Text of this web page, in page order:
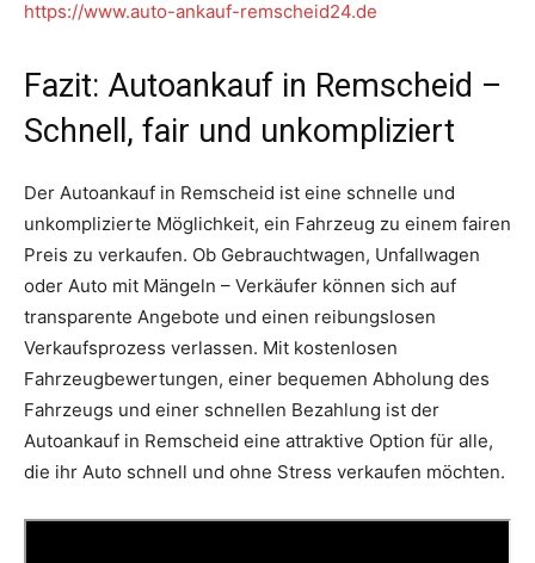
https://www.auto-ankauf-remscheid24.de
Fazit: Autoankauf in Remscheid –
Schnell, fair und unkompliziert
Der Autoankauf in Remscheid ist eine schnelle und
unkomplizierte Möglichkeit, ein Fahrzeug zu einem fairen
Preis zu verkaufen. Ob Gebrauchtwagen, Unfallwagen
oder Auto mit Mängeln – Verkäufer können sich auf
transparente Angebote und einen reibungslosen
Verkaufsprozess verlassen. Mit kostenlosen
Fahrzeugbewertungen, einer bequemen Abholung des
Fahrzeugs und einer schnellen Bezahlung ist der
Autoankauf in Remscheid eine attraktive Option für alle,
die ihr Auto schnell und ohne Stress verkaufen möchten.